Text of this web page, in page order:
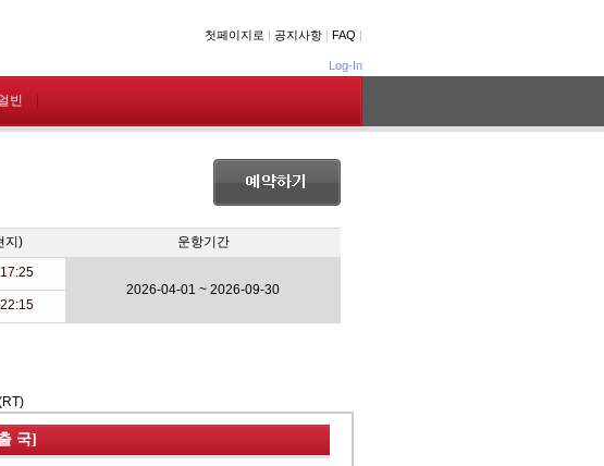
첫페이지로 | 공지사항 | FAQ |
Log-In
빈
지) 운항기간
2026-04-01 ~ 2026-09-30